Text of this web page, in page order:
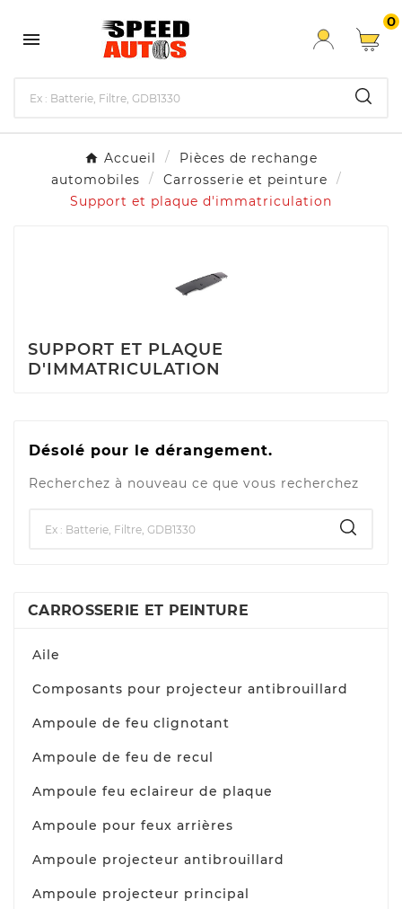

0
Accueil
Pièces de rechange
automobiles
Carrosserie et peinture
Support et plaque d'immatriculation
SUPPORT ET PLAQUE
D'IMMATRICULATION
Désolé pour le dérangement.
Recherchez à nouveau ce que vous recherchez
CARROSSERIE ET PEINTURE
Aile
Composants pour projecteur antibrouillard
Ampoule de feu clignotant
Ampoule de feu de recul
Ampoule feu eclaireur de plaque
Ampoule pour feux arrières
Ampoule projecteur antibrouillard
Ampoule projecteur principal